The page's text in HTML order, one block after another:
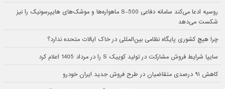
روسیه ادعا می‌کند سامانه دفاعی S-500 ماهواره‌ها و موشک‌های هایپرسونیک را نیز
شکست می‌دهد
چرا هیچ کشوری پایگاه نظامی بین‌المللی در خاک ایالات متحده ندارد؟
سایپا شرایط فروش مشارکت در تولید کوییک S را در مرداد 1405 اعلام کرد
کاهش ۹۱ درصدی متقاضیان در طرح فروش جدید ایران خودرو